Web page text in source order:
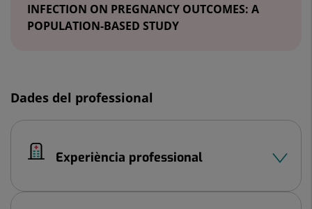
INFECTION ON PREGNANCY OUTCOMES: A
POPULATION-BASED STUDY
Dades del professional
Experiència professional